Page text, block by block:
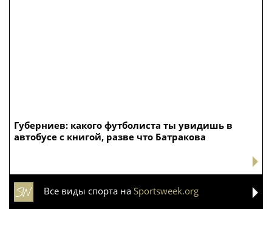
Губерниев: какого футболиста ты увидишь в
автобусе с книгой, разве что Батракова
Все виды спорта на Sportsweek.org